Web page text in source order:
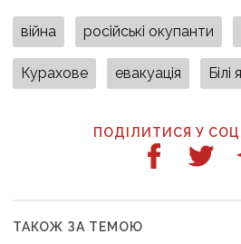
війна російські окупанти
Курахове евакуація Білі
ПОДІЛИТИСЯ У
ТАКОЖ ЗА ТЕМОЮ